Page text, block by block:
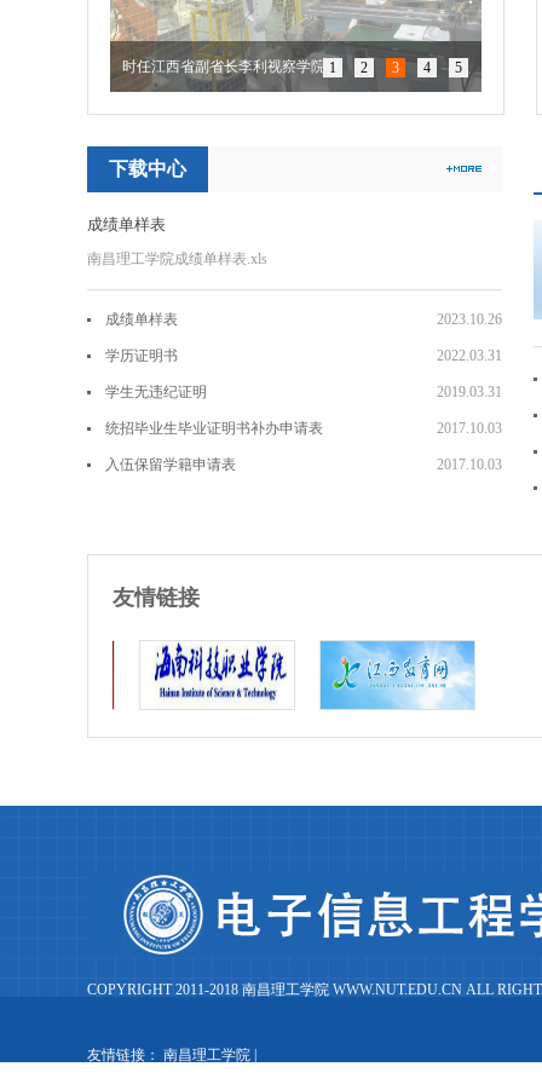
时任江西省副省长李利视察学院 1 2 3 4 5
下载中心
成绩单样表
南昌理工学院成绩单样表.xls
2023.10.26
成绩单样表
2022.03.31
学历证明书
2019.03.31
学生无违纪证明
2017.10.03
统招毕业生毕业证明书补办申请表
2017.10.03
入伍保留学籍申请表
友情链接
COPYRIGHT 2011-2018 南昌理工学院 WWW.NUT.EDU.CN ALL
友情链接： 南昌理工学院